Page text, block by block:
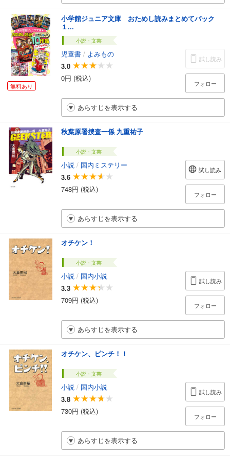
無料あり
小学館ジュニア文庫 おためし読みまとめてパック
１...
小説・文芸
児童書 / よみもの
3.0
0円 (税込)
試し読み
フォロー
あらすじを表示する
秋葉原署捜査一係 九重祐子
小説・文芸
小説 / 国内ミステリー
3.6
748円 (税込)
試し読み
フォロー
あらすじを表示する
オチケン！
小説・文芸
小説 / 国内小説
3.3
709円 (税込)
試し読み
フォロー
あらすじを表示する
オチケン、ピンチ！！
小説・文芸
小説 / 国内小説
3.8
730円 (税込)
試し読み
フォロー
あらすじを表示する